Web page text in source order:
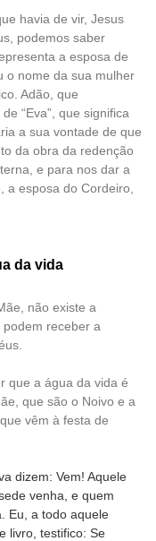
havia de vir, Jesus
podemos saber
a esposa de
o nome da sua mulher
Adão, que
“Eva”, que significa
a sua vontade de que
da obra da redenção
e para nos dar a
a esposa do Cordeiro,
da vida
não existe a
receber a
que a água da vida é
que são o Noivo e a
vêm à festa de
dizem: Vem! Aquele
venha, e quem
Eu, a todo aquele
livro, testifico: Se